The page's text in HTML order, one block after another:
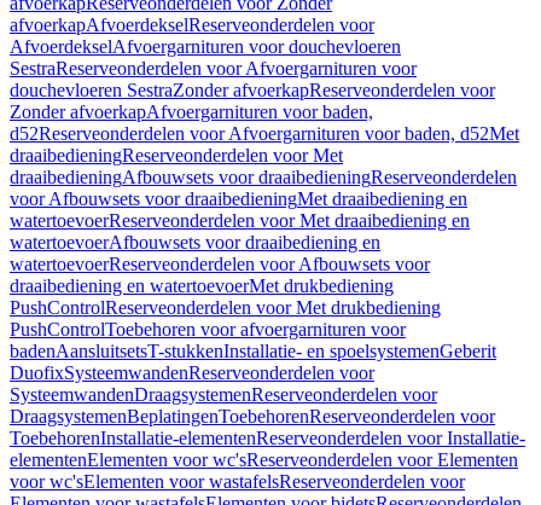
afvoerkapAfvoerdekselReserveonderdelen voor
AfvoerdekselAfvoergarnituren voor douchevloeren
SestraReserveonderdelen voor Afvoergarnituren voor
douchevloeren SestraZonder afvoerkapReserveonderdelen voor
Zonder afvoerkapAfvoergarnituren voor baden,
d52Reserveonderdelen voor Afvoergarnituren voor baden, d52Met
draaibedieningReserveonderdelen voor Met
draaibedieningAfbouwsets voor draaibedieningReserveonderdelen
voor Afbouwsets voor draaibedieningMet draaibediening en
watertoevoerReserveonderdelen voor Met draaibediening en
watertoevoerAfbouwsets voor draaibediening en
watertoevoerReserveonderdelen voor Afbouwsets voor
draaibediening en watertoevoerMet drukbediening
PushControlReserveonderdelen voor Met drukbediening
PushControlToebehoren voor afvoergarnituren voor
badenAansluitsetsT-stukkenInstallatie- en spoelsystemenGeberit
DuofixSysteemwandenReserveonderdelen voor
SysteemwandenDraagsystemenReserveonderdelen voor
DraagsystemenBeplatingenToebehorenReserveonderdelen voor
ToebehorenInstallatie-elementenReserveonderdelen voor Installatie-
elementenElementen voor wc'sReserveonderdelen voor Elementen
voor wc'sElementen voor wastafelsReserveonderdelen voor